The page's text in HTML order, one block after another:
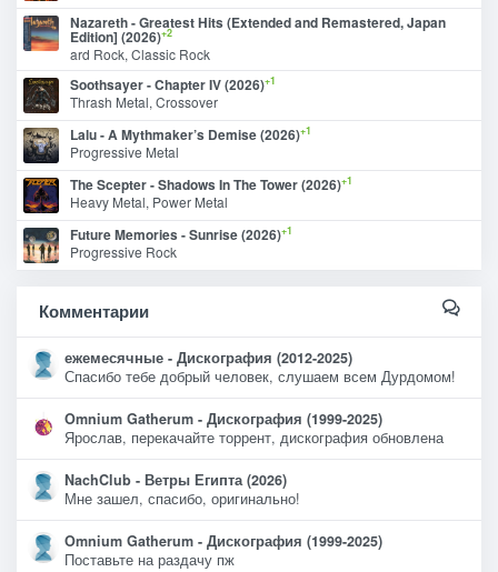
Nazareth - Greatest Hits (Extended and Remastered, Japan
Edition] (2026)+2
ard Rock, Classic Rock
Soothsayer - Chapter IV (2026)+1
Thrash Metal, Crossover
Lalu - A Mythmaker’s Demise (2026)+1
Progressive Metal
The Scepter - Shadows In The Tower (2026)+1
Heavy Metal, Power Metal
Future Memories - Sunrise (2026)+1
Progressive Rock
Комментарии
ежемесячные - Дискография (2012-2025)
Спасибо тебе добрый человек, слушаем всем Дурдомом!
Omnium Gatherum - Дискография (1999-2025)
Ярослав, перекачайте торрент, дискография обновлена
NachClub - Ветры Египта (2026)
Мне зашел, спасибо, оригинально!
Omnium Gatherum - Дискография (1999-2025)
Поставьте на раздачу пж